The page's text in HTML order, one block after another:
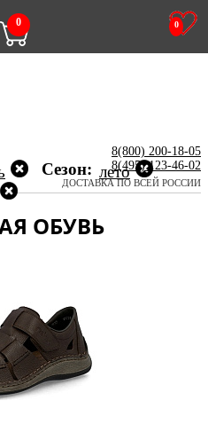
0
0
8(800) 200-18-05
8(495) 123-46-02
ДОСТАВКА ПО ВСЕЙ РОССИИ
Сезон: лето
ОБУВЬ